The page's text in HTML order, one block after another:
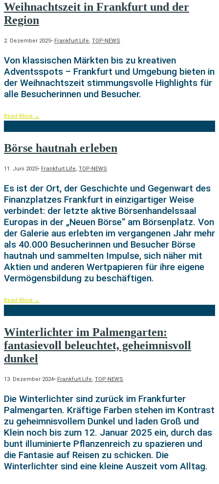
Weihnachtszeit in Frankfurt und der
Region
2. Dezember 2025• Frankfurt Life, TOP-NEWS
Von klassischen Märkten bis zu kreativen
Adventsspots – Frankfurt und Umgebung bieten in
der Weihnachtszeit stimmungsvolle Highlights für
alle Besucherinnen und Besucher.
Read More →
Börse hautnah erleben
11. Juni 2025• Frankfurt Life, TOP-NEWS
Es ist der Ort, der Geschichte und Gegenwart des
Finanzplatzes Frankfurt in einzigartiger Weise
verbindet: der letzte aktive Börsenhandelssaal
Europas in der „Neuen Börse“ am Börsenplatz. Von
der Galerie aus erlebten im vergangenen Jahr mehr
als 40.000 Besucherinnen und Besucher Börse
hautnah und sammelten Impulse, sich näher mit
Aktien und anderen Wertpapieren für ihre eigene
Vermögensbildung zu beschäftigen.
Read More →
Winterlichter im Palmengarten:
fantasievoll beleuchtet, geheimnisvoll
dunkel
13. Dezember 2024• Frankfurt Life, TOP-NEWS
Die Winterlichter sind zurück im Frankfurter
Palmengarten. Kräftige Farben stehen im Kontrast
zu geheimnisvollem Dunkel und laden Groß und
Klein noch bis zum 12. Januar 2025 ein, durch das
bunt illuminierte Pflanzenreich zu spazieren und
die Fantasie auf Reisen zu schicken. Die
Winterlichter sind eine kleine Auszeit vom Alltag.